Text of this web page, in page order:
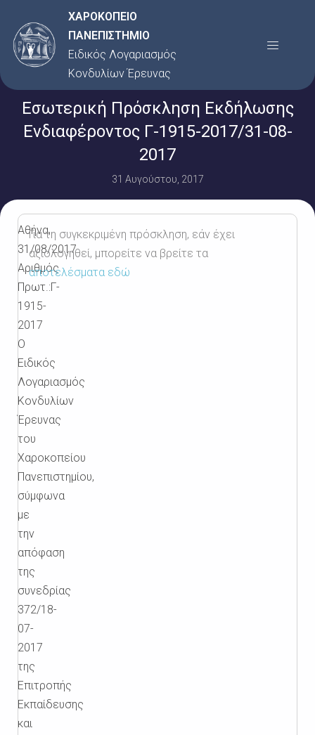
στο
περιεχόμενο
ΧΑΡΟΚΟΠΕΙΟ
ΠΑΝΕΠΙΣΤΗΜΙΟ
Ειδικός Λογαριασμός
Κονδυλίων Έρευνας
Menu
Εσωτερική Πρόσκληση Εκδήλωσης
Ενδιαφέροντος Γ-1915-2017/31-08-
2017
31 Αυγούστου, 2017
Αθήνα,
31/08/2017
Αριθμός
Πρωτ.:Γ-
1915-
2017
Ο
Ειδικός
Λογαριασμός
Κονδυλίων
Έρευνας
του
Χαροκοπείου
Πανεπιστημίου,
σύμφωνα
με
την
απόφαση
της
συνεδρίας
372/18-
07-
2017
της
Επιτροπής
Εκπαίδευσης
και
Για τη συγκεκριμένη πρόσκληση, εάν έχει
αξιολογηθεί, μπορείτε να βρείτε τα
αποτελέσματα εδώ